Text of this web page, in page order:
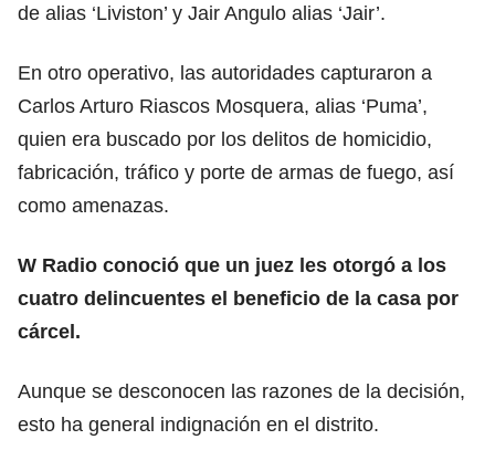
de alias ‘Liviston’ y Jair Angulo alias ‘Jair’.
En otro operativo, las autoridades capturaron a
Carlos Arturo Riascos Mosquera, alias ‘Puma’,
quien era buscado por los delitos de homicidio,
fabricación, tráfico y porte de armas de fuego, así
como amenazas.
W Radio conoció que un juez les otorgó a los
cuatro delincuentes el beneficio de la casa por
cárcel.
Aunque se desconocen las razones de la decisión,
esto ha general indignación en el distrito.